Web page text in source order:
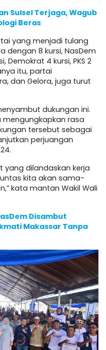
Sulsel Terjaga, Wagub
Beras
yang menjadi tulang
dengan 8 kursi, NasDem
Demokrat 4 kursi, PKS 2
itu, partai
dan Gelora, juga turut
dukungan ini.
rasa
tersebut sebagai
perjuangan
yang dilandaskan kerja
kita akan sama-
kata mantan Wakil Wali
Disambut
Makassar Tanpa